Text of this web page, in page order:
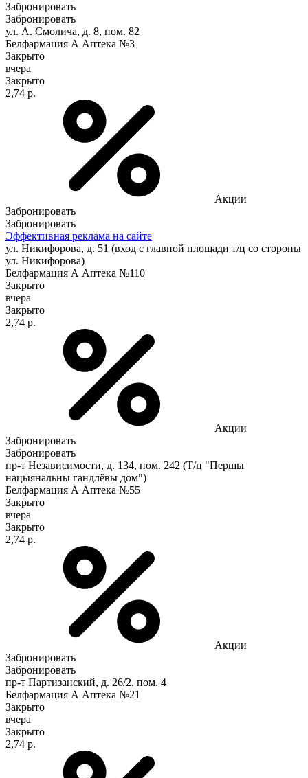
Забронировать
Забронировать
ул. А. Смолича, д. 8, пом. 82
Белфармация А Аптека №3
Закрыто
вчера
Закрыто
2,74 р.
Акции
Забронировать
Забронировать
Эффективная реклама на сайте
ул. Никифорова, д. 51 (вход с главной площади т/ц со стороны
ул. Никифорова)
Белфармация А Аптека №110
Закрыто
вчера
Закрыто
2,74 р.
Акции
Забронировать
Забронировать
пр-т Независимости, д. 134, пом. 242 (Т/ц "Першы
нацыянальны гандлёвы дом")
Белфармация А Аптека №55
Закрыто
вчера
Закрыто
2,74 р.
Акции
Забронировать
Забронировать
пр-т Партизанский, д. 26/2, пом. 4
Белфармация А Аптека №21
Закрыто
вчера
Закрыто
2,74 р.